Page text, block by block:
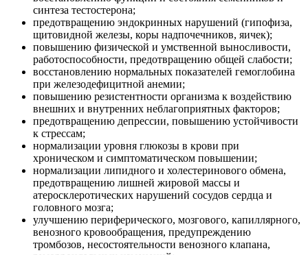
синтеза тестостерона;
предотвращению эндокринных нарушений (гипофиза,
щитовидной железы, коры надпочечников, яичек);
повышению физической и умственной выносливости,
работоспособности, предотвращению общей слабости;
восстановлению нормальных показателей гемоглобина
при железодефицитной анемии;
повышению резистентности организма к воздействию
внешних и внутренних неблагоприятных факторов;
предотвращению депрессии, повышению устойчивости
к стрессам;
нормализации уровня глюкозы в крови при
хроническом и симптоматическом повышении;
нормализации липидного и холестеринового обмена,
предотвращению лишней жировой массы и
атеросклеротических нарушений сосудов сердца и
головного мозга;
улучшению периферического, мозгового, капиллярного,
венозного кровообращения, предупреждению
тромбозов, несостоятельности венозного клапана,